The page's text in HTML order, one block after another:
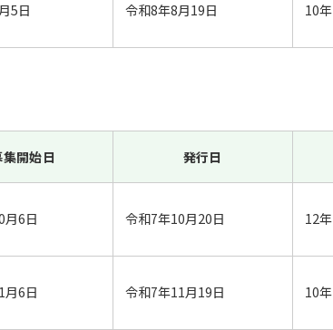
5日 令和8年8月19日 10年
開始日 発行日
月6日 令和7年10月20日 12年
月6日 令和7年11月19日 10年